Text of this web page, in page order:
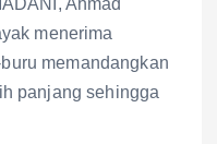
menerima
memandangkan
panjang sehingga